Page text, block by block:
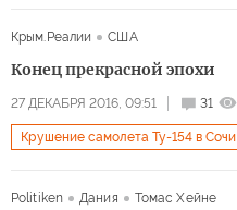
Крым.Реалии США
Конец прекрасной эпохи
27 ДЕКАБРЯ 2016, 09:51 31
Крушение самолета Ту-154 в Сочи
Politiken Дания Томас Хейне